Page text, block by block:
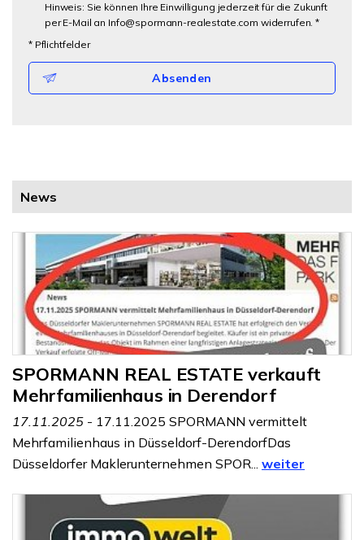
News
SPORMANN REAL ESTATE verkauft
Mehrfamilienhaus in Derendorf
17.11.2025 - 17.11.2025 SPORMANN vermittelt
Mehrfamilienhaus in Düsseldorf-DerendorfDas
Düsseldorfer Maklerunternehmen SPOR... weiter
Hinweis: Sie können Ihre Einwilligung jederzeit für die Zukunft
per E-Mail an Info@spormann-realestate.com widerrufen. *
* Pflichtfelder
Absenden